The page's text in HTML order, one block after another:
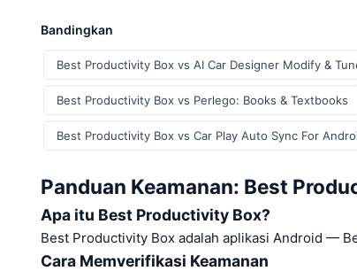
Bandingkan
Best Productivity Box vs AI Car Designer Modify &
Best Productivity Box vs Perlego: Books & Textbooks
Best Productivity Box vs Car Play Auto Sync For
Panduan Keamanan: Best
Apa itu Best Productivity Box?
Best Productivity Box adalah aplikasi Android —
Cara Memverifikasi Keamanan